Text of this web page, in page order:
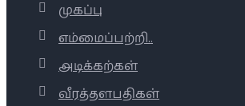
முகப்பு
எம்மைப்பற்றி..
அடிக்கற்கள்
வீரத்தளபதிகள்